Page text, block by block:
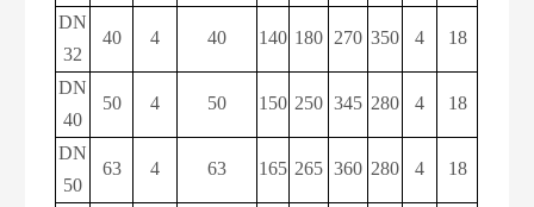
DN
32
40 4 40 140 180 270 350 4 18
DN
40
50 4 50 150 250 345 280 4 18
DN
50
63 4 63 165 265 360 280 4 18